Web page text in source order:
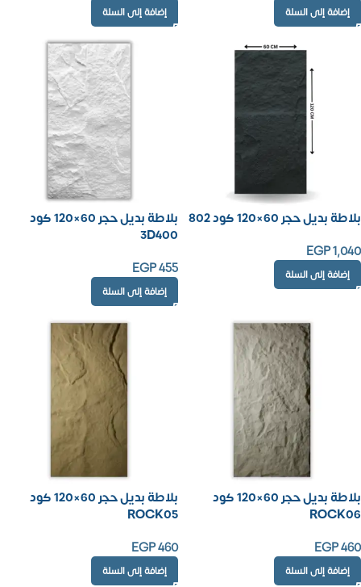
إضافة إلى السلة إضافة إلى السلة
بلاطة بديل حجر 60×120 كود 802
EGP1,040
إضافة إلى السلة
بلاطة بديل حجر 60×120 كود
3D400
EGP455
إضافة إلى السلة
بلاطة بديل حجر 60×120 كود
ROCK06
EGP460
إضافة إلى السلة
بلاطة بديل حجر 60×120 كود
ROCK05
EGP460
إضافة إلى السلة